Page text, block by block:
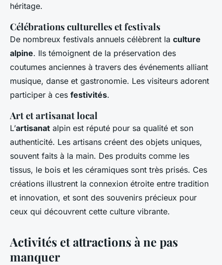
héritage.
Célébrations culturelles et festivals
De nombreux festivals annuels célèbrent la culture
alpine. Ils témoignent de la préservation des
coutumes anciennes à travers des événements alliant
musique, danse et gastronomie. Les visiteurs adorent
participer à ces festivités.
Art et artisanat local
L’artisanat alpin est réputé pour sa qualité et son
authenticité. Les artisans créent des objets uniques,
souvent faits à la main. Des produits comme les
tissus, le bois et les céramiques sont très prisés. Ces
créations illustrent la connexion étroite entre tradition
et innovation, et sont des souvenirs précieux pour
ceux qui découvrent cette culture vibrante.
Activités et attractions à ne pas
manquer